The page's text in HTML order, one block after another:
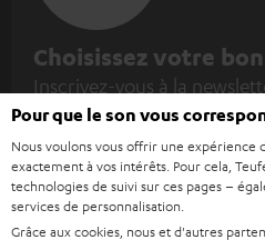
I
n
s
c
r
i
Choisissez votre
Inscrivez-vous à la
45 € de remise.
EMAIL
WIDGET
Pour que le son vous
Nous voulons vous offrir une expérience
exactement à vos intérêts. Pour cela,
technologies de suivi sur ces pages –
services de personnalisation.
Grâce aux cookies, nous et d'autres